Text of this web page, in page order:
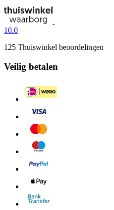
10.0
125 Thuiswinkel beoordelingen
Veilig betalen